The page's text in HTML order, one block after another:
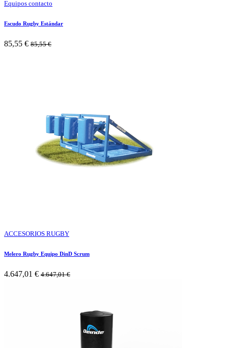
Equipos contacto
Escudo Rugby Estándar
85,55 € 85,55€
ACCESORIOS RUGBY
Melero Rugby Equipo DinD Scrum
4.647,01 € 4.647,01€